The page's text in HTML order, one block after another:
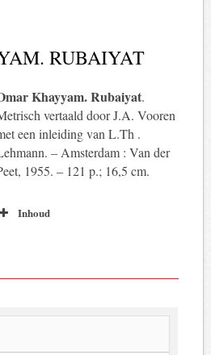
RUBAIYAT
Khayyam. Rubaiyat.
vertaald door J.A. Vooren
een inleiding van L.Th .
– Amsterdam : Van der
1955. – 121 p.; 16,5 cm.
Inhoud